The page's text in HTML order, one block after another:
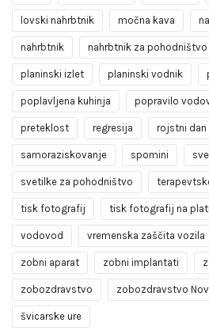
lovski nahrbtnik močna kava
nahrbtnik nahrbtnik za pohodništvo
planinski izlet planinski vodnik
poplavljena kuhinja popravilo
preteklost regresija rojstni dan
samoraziskovanje spomini
svetilke za pohodništvo
tisk fotografij tisk fotografij na
vodovod vremenska zaščita vozila
zobni aparat zobni implantati
zobozdravstvo zobozdravstvo
švicarske ure